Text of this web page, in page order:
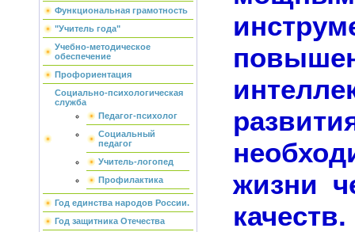
Функциональная грамотность
"Учитель года"
Учебно-методическое
обеспечение
Профориентация
Социально-психологическая
служба
Педагог-психолог
Социальный
педагог
Учитель-логопед
Профилактика
Год единства народов России.
Год защитника Отечества
жизни
качеств.